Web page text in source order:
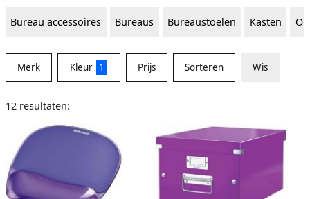
Bureau accessoires Bureaus Bureaustoelen Kasten
Merk Kleur 1 Prijs Sorteren Wis
12 resultaten: